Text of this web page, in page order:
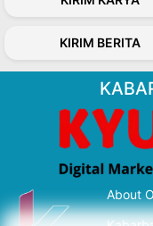
KIRIM BERITA
About